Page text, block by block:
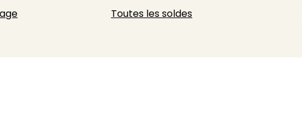
Toutes les soldes